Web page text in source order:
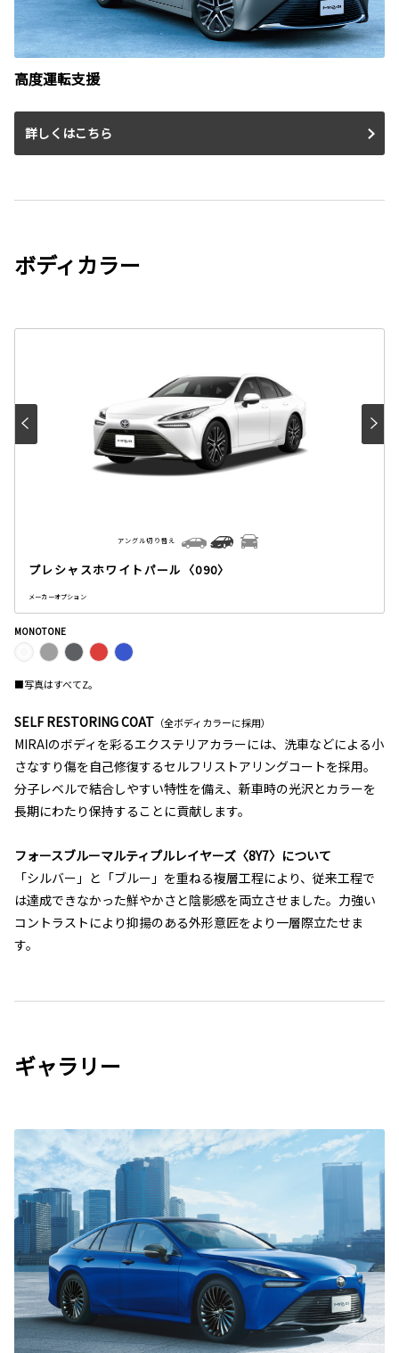
高度運転支援
詳しくはこちら
ボディカラー
プレシャスホワイトパール〈090〉
メーカーオプション
アングル切り替え
MONOTONE
■写真はすべてZ。
SELF RESTORING COAT （全ボディカラーに採用）
MIRAIのボディを彩るエクステリアカラーには、洗車などによる小
さなすり傷を自己修復するセルフリストアリングコートを採用。
分子レベルで結合しやすい特性を備え、新車時の光沢とカラーを
長期にわたり保持することに貢献します。
フォースブルーマルティプルレイヤーズ〈8Y7〉について
「シルバー」と「ブルー」を重ねる複層工程により、従来工程で
は達成できなかった鮮やかさと陰影感を両立させました。力強い
コントラストにより抑揚のある外形意匠をより一層際立たせま
す。
ギャラリー